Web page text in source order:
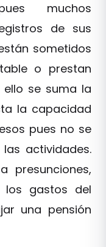
muchos
de sus
sometidos
o prestan
ello se suma la
la capacidad
pues no se
actividades.
presunciones,
los gastos del
una pensión